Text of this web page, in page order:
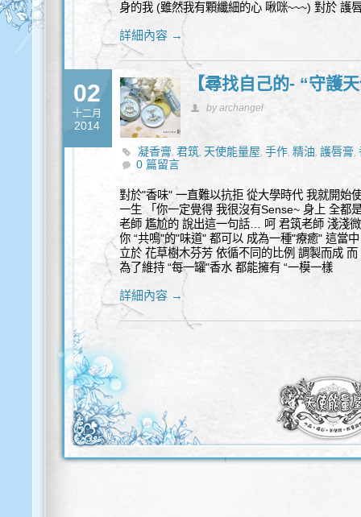
身的我 (雖然我有顆纖細的心 啾咪~~~) 對於 護
詳細內容 →
02
十二月
2014
【尋找自己的- “守護
by archangel
凝香膏,君筑, 天使能量屋,手作,精油,護唇膏,
0 篇留言
對於"香味" 一直難以抗拒 從大學時代 我就開始
一生 「你一定覺得 我很沒有Sense~ 身上 全
老師 尷尬的 說出這一句話… 呵 君筑老師 淺淺
你 “共鳴"的"味道" 都可以 成為一種"療癒" 這當
立於 花草樹木芬芳 依循不同的比例 調製而成
為了維持 “每一罐"香水 都能擁有 “一模一樣
詳細內容 →